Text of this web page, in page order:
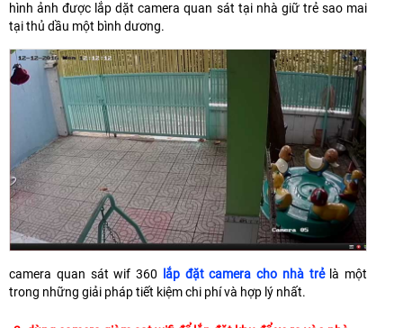
hình ảnh được lắp dặt camera quan sát tại nhà giữ trẻ sao mai
tại thủ dầu một bình dương.
camera quan sát wif 360 lắp đặt camera cho nhà trẻlà một
trong những giải pháp tiết kiệm chi phí và hợp lý nhất.